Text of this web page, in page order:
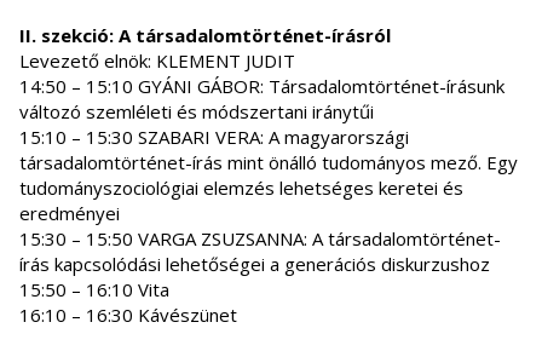
II. szekció: A társadalomtörténet-írásról
Levezető elnök: KLEMENT JUDIT
14:50 – 15:10 GYÁNI GÁBOR: Társadalomtörténet-írásunk
változó szemléleti és módszertani iránytűi
15:10 – 15:30 SZABARI VERA: A magyarországi
társadalomtörténet-írás mint önálló tudományos mező. Egy
tudományszociológiai elemzés lehetséges keretei és
eredményei
15:30 – 15:50 VARGA ZSUZSANNA: A társadalomtörténet-
írás kapcsolódási lehetőségei a generációs diskurzushoz
15:50 – 16:10 Vita
16:10 – 16:30 Kávészünet